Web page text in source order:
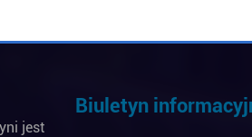
jest
Biuletyn